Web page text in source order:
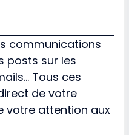
communications
posts sur les
Tous ces
de votre
votre attention aux